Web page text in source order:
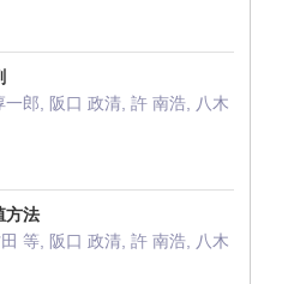
郎, 阪口 政清, 許 南浩, 八木
方法
等, 阪口 政清, 許 南浩, 八木